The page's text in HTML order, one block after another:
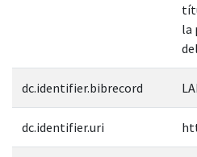
la
dc.identifier.bibrecord
dc.identifier.uri